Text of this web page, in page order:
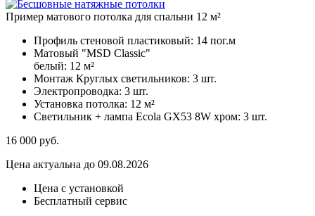
Пример матового потолка для спальни 12 м²
Профиль стеновой пластиковый: 14 пог.м
Матовый "MSD Classic"
белый: 12 м²
Монтаж Круглых светильников: 3 шт.
Электропроводка: 3 шт.
Установка потолка: 12 м²
Светильник + лампа Ecola GX53 8W хром: 3 шт.
16 000 руб.
Цена актуальна до 09.08.2026
Цена с установкой
Бесплатный сервис